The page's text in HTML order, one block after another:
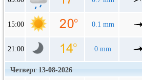
15:00 0.1 mm
21:00 0 mm
Четверг 13-08-2026